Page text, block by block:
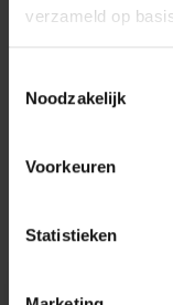
verzameld op
Noodzakelijk
Voorkeuren
Statistieken
Of heb je hulp
op met onze